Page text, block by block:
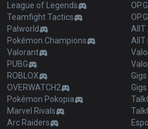
League of Legends
Teamfight Tactics
Palworld
Pokémon Champions
Valorant
PUBG
ROBLOX
OVERWATCH2
Pokémon Pokopia
Marvel Rivals
Arc Raiders
AllT
AllT